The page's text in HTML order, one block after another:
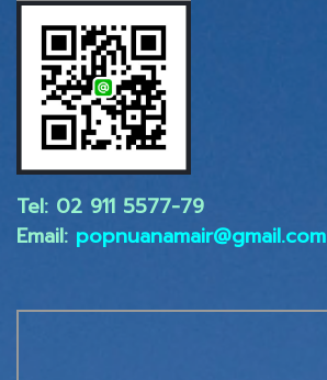
Tel: 02 ​911 5577-79
Email: popnuanamair@gmail.com